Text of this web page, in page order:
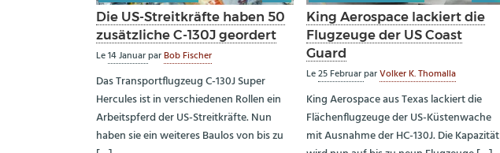
Die US-Streitkräfte haben 50
zusätzliche C-130J geordert
Le14 JanuarparBob Fischer
Das Transportflugzeug C-130J Super
Hercules ist in verschiedenen Rollen ein
Arbeitspferd der US-Streitkräfte. Nun
haben sie ein weiteres Baulos von bis zu
King Aerospace lackiert die
Flugzeuge der US Coast
Guard
Le25 FebruarparVolker K. Thomalla
King Aerospace aus Texas lackiert die
Flächenflugzeuge der US-Küstenwache
mit Ausnahme der HC-130J. Die Kapazität